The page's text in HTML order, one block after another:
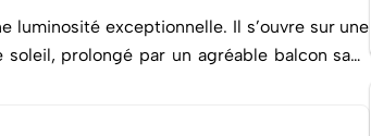
luminosité exceptionnelle. Il s’ouvre sur une
prolongé par un agréable balcon sans
dinatoire, élégante et fonctionnelle,